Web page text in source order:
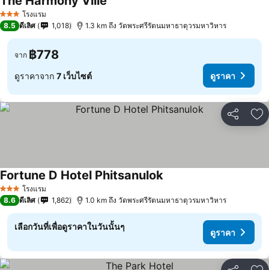
3 ดาว โรงแรม
8.5 ดีเลิศ 1,018 1.3 km ถึง วัดพระศรีรัตนมหาธาตุวรมหาวิหาร
จาก ฿778
ดูราคาจาก 7 เว็บไซต์ ดูราคา
แชร์ เ
3 ดาว โรงแรม
Fortune D Hotel Phitsanulok
8.6 ดีเลิศ 1,862 1.0 km ถึง วัดพระศรีรัตนมหาธาตุวรมหาวิหาร
เลือกวันที่เพื่อดูราคาในวันนั้นๆ
ดูราคา